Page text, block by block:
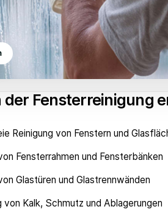
der Fensterreinigung
Reinigung von Fenstern und
Fensterrahmen und Fensterbänken
Glastüren und Glastrennwänden
von Kalk, Schmutz und Ablagerungen